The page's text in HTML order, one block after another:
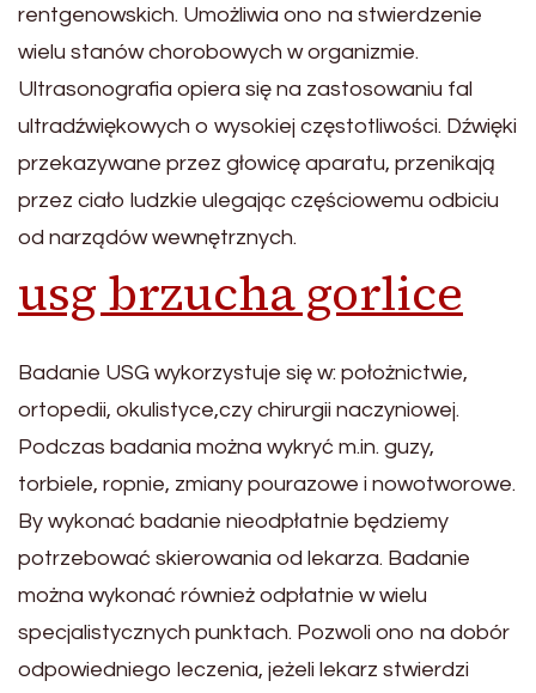
rentgenowskich. Umożliwia ono na stwierdzenie
wielu stanów chorobowych w organizmie.
Ultrasonografia opiera się na zastosowaniu fal
ultradźwiękowych o wysokiej częstotliwości. Dźwięki
przekazywane przez głowicę aparatu, przenikają
przez ciało ludzkie ulegając częściowemu odbiciu
od narządów wewnętrznych.
usg brzucha gorlice
Badanie USG wykorzystuje się w: położnictwie,
ortopedii, okulistyce,czy chirurgii naczyniowej.
Podczas badania można wykryć m.in. guzy,
torbiele, ropnie, zmiany pourazowe i nowotworowe.
By wykonać badanie nieodpłatnie będziemy
potrzebować skierowania od lekarza. Badanie
można wykonać również odpłatnie w wielu
specjalistycznych punktach. Pozwoli ono na dobór
odpowiedniego leczenia, jeżeli lekarz stwierdzi